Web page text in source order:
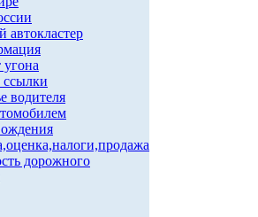
автокластер
водителя
дорожного